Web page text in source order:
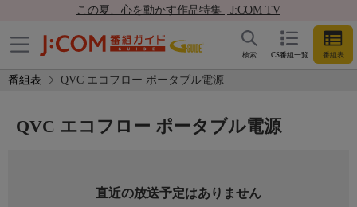
この夏、心を動かす作品特集 | J:COM TV
CS番組一覧 番組表
検索
番組表 QVC エコフロー ポータブル電源
QVC エコフロー ポータブル電源
直近の放送予定はありません